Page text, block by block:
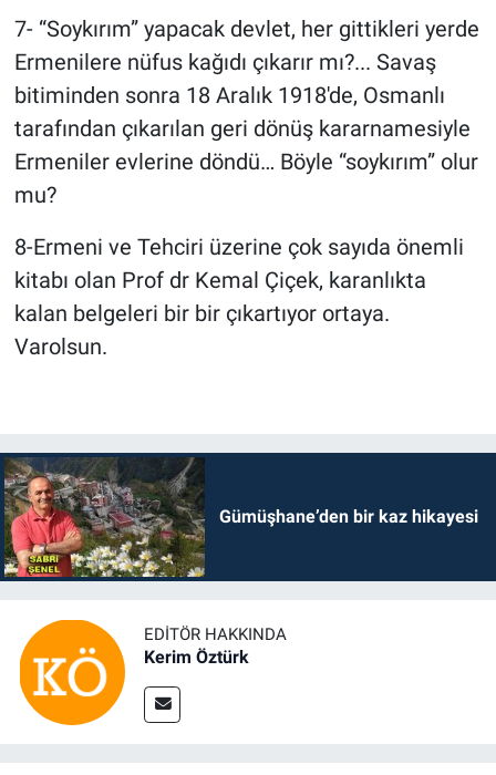
7- “Soykırım” yapacak devlet, her gittikleri yerde
Ermenilere nüfus kağıdı çıkarır mı?... Savaş
bitiminden sonra 18 Aralık 1918'de, Osmanlı
tarafından çıkarılan geri dönüş kararnamesiyle
Ermeniler evlerine döndü… Böyle “soykırım” olur
mu?
8-Ermeni ve Tehciri üzerine çok sayıda önemli
kitabı olan Prof dr Kemal Çiçek, karanlıkta
kalan belgeleri bir bir çıkartıyor ortaya.
Varolsun.
Gümüşhane’den bir kaz hikayesi
EDITÖR HAKKINDA
Kerim Öztürk